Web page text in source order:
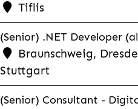
Tiflis
(Senior) .NET Developer
Braunschweig,
Stuttgart
(Senior) Consultant -